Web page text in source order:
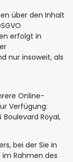
über den Inhalt
erfolgt in
nur insoweit, als
Online-
Verfügung:
Boulevard Royal,
bei der Sie in
Rahmen des